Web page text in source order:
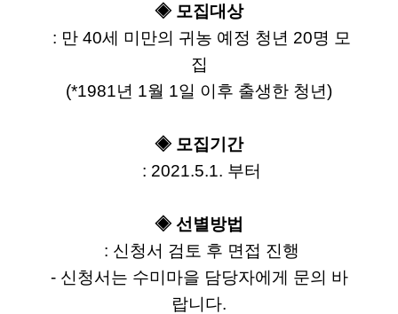
◈ 모집대상
집
(*1981년 1월 1일 이후 출생한 청년)
◈ 모집기간
: 2021.5.1. 부터
◈ 선별방법
: 신청서 검토 후 면접 진행
- 신청서는 수미마을 담당자에게 문의 바
랍니다.